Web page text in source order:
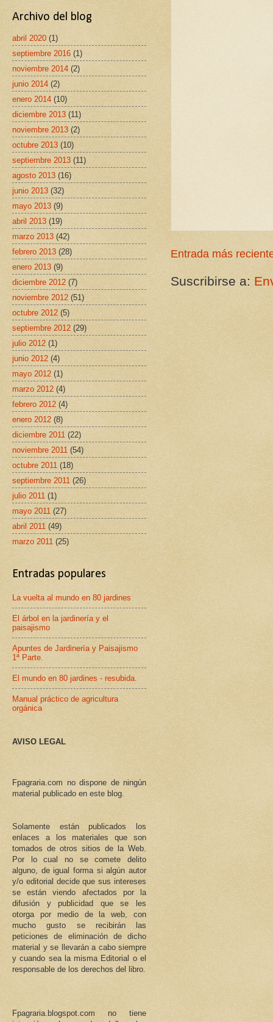
Entrada más
Suscribirse a:
Archivo del blog
abril 2020 (1)
septiembre 2016 (1)
noviembre 2014 (2)
junio 2014 (2)
enero 2014 (10)
diciembre 2013 (11)
noviembre 2013 (2)
octubre 2013 (10)
septiembre 2013 (11)
agosto 2013 (16)
junio 2013 (32)
mayo 2013 (9)
abril 2013 (19)
marzo 2013 (42)
febrero 2013 (28)
enero 2013 (9)
diciembre 2012 (7)
noviembre 2012 (51)
octubre 2012 (5)
septiembre 2012 (29)
julio 2012 (1)
junio 2012 (4)
mayo 2012 (1)
marzo 2012 (4)
febrero 2012 (4)
enero 2012 (8)
diciembre 2011 (22)
noviembre 2011 (54)
octubre 2011 (18)
septiembre 2011 (26)
julio 2011 (1)
mayo 2011 (27)
abril 2011 (49)
marzo 2011 (25)
Entradas populares
La vuelta al mundo en 80 jardines
El árbol en la jardinería y el
paisajismo
Apuntes de Jardinería y Paisajismo
1ª Parte.
El mundo en 80 jardines - resubida.
Manual práctico de agricultura
orgánica
AVISO LEGAL
Fpagraria.com no dispone de ningún
material publicado en este blog.
Solamente están publicados los
enlaces a los materiales que son
tomados de otros sitios de la Web.
Por lo cual no se comete delito
alguno, de igual forma si algún autor
y/o editorial decide que sus intereses
se están viendo afectados por la
difusión y publicidad que se les
otorga por medio de la web, con
mucho gusto se recibirán las
peticiones de eliminación de dicho
material y se llevarán a cabo siempre
y cuando sea la misma Editorial o el
responsable de los derechos del libro.
Fpagraria.blogspot.com no tiene